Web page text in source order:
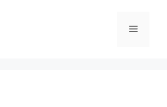
메